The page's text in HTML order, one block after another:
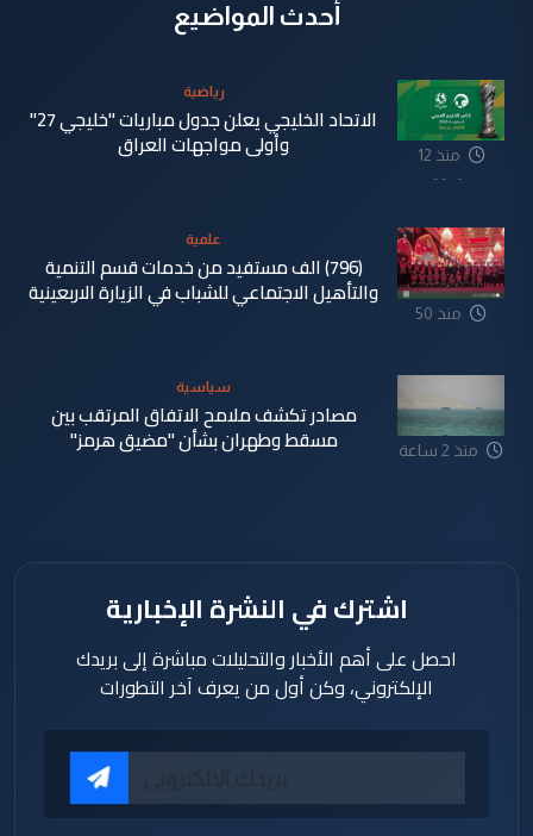
أحدث المواضيع
منذ 12
دقيقة
رياضية
الاتحاد الخليجي يعلن جدول مباريات "خليجي 27"
وأولى مواجهات العراق
منذ 50
علمية
(796) الف مستفيد من خدمات قسم التنمية
والتأهيل الاجتماعي للشباب في الزيارة الاربعينية
منذ 2 ساعة
سياسية
مصادر تكشف ملامح الاتفاق المرتقب بين
مسقط وطهران بشأن "مضيق هرمز"
اشترك في النشرة الإخبارية
احصل على أهم الأخبار والتحليلات مباشرة إلى بريدك
الإلكتروني، وكن أول من يعرف آخر التطورات